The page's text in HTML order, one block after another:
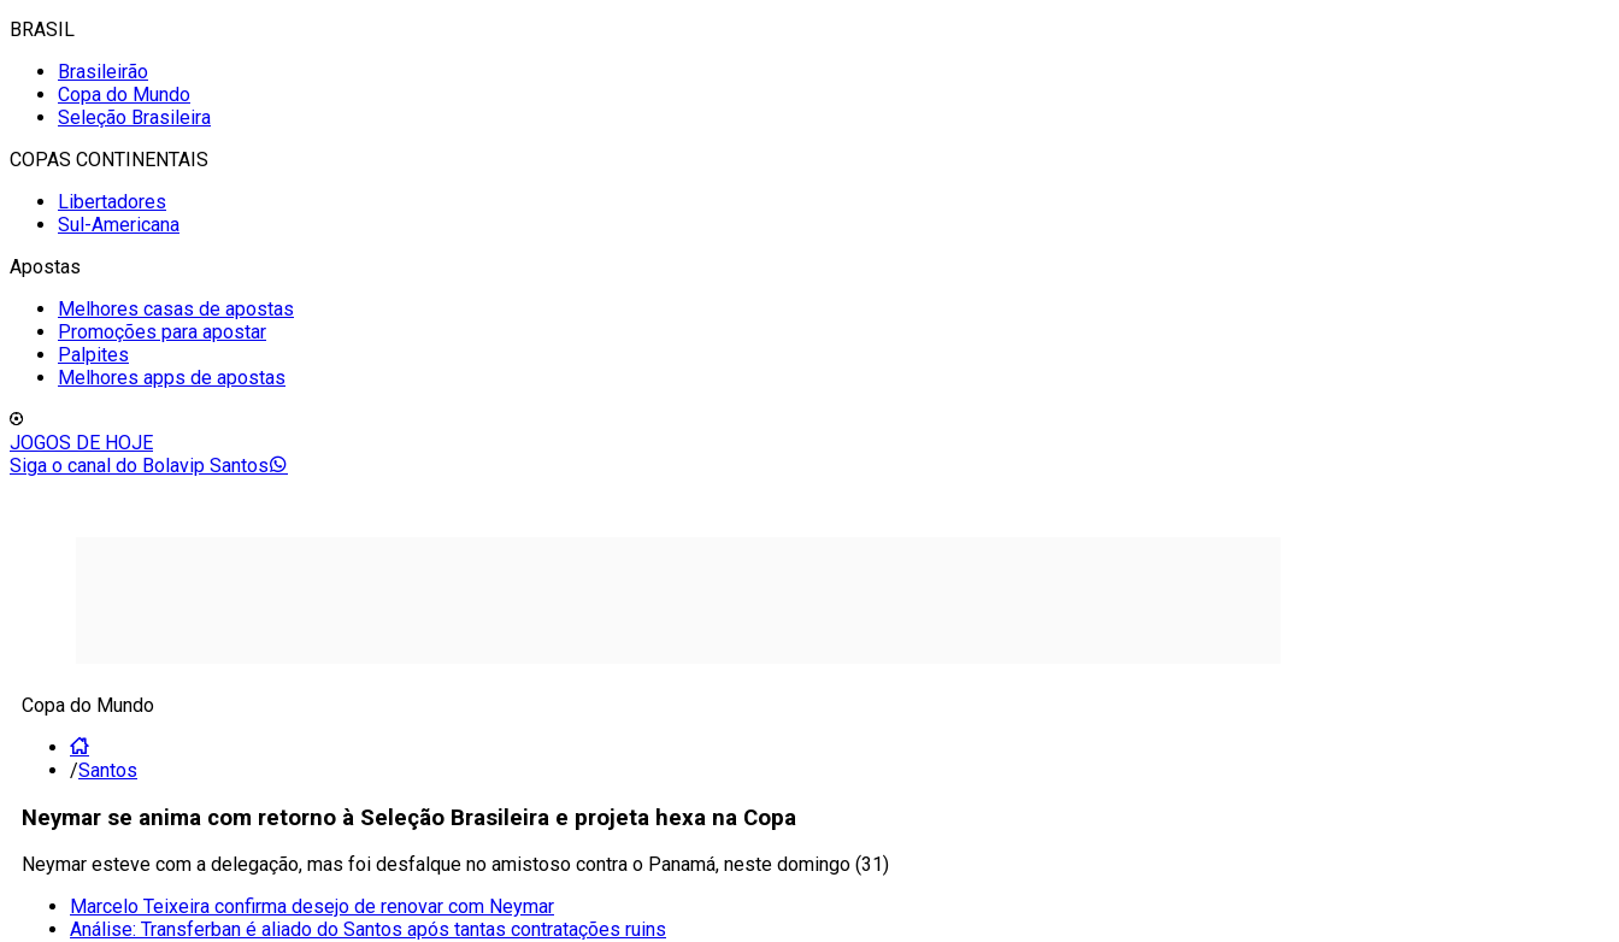
BRASIL
Brasileirão
Copa do Mundo
Seleção Brasileira
COPAS CONTINENTAIS
Libertadores
Sul-Americana
Apostas
Melhores casas de apostas
Promoções para apostar
Palpites
Melhores apps de apostas
JOGOS DE HOJE
Siga o canal do Bolavip Santos
Copa do Mundo
/Santos
Neymar se anima com retorno à Seleção Brasileira e projeta hexa na Copa
Neymar esteve com a delegação, mas foi desfalque no amistoso contra o Panamá, neste domingo (31)
Marcelo Teixeira confirma desejo de renovar com Neymar
Análise: Transferban é aliado do Santos após tantas contratações ruins